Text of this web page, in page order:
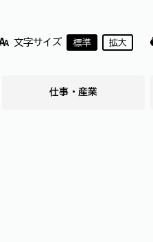
文字サイズ 標準 拡大
仕事・産業